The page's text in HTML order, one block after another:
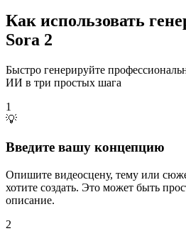
Как использовать
Sora 2
Быстро генерируйте
ИИ в три простых шага
1
💡
Введите вашу концепцию
Опишите видеосцену, тему или
хотите создать. Это может быть
описание.
2